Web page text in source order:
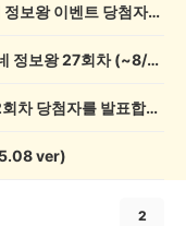
💰[당첨자 발표] 26회차 우리 동네 정보왕 이벤트 당첨자를 발표합니다!
💸 전원 2,000캐시 지급! 우리 동네 정보왕 27회차 (~8/10)
💰[당첨자 발표] 우리 동네 썰전 12회차 당첨자를 발표합니다!
ver)
2